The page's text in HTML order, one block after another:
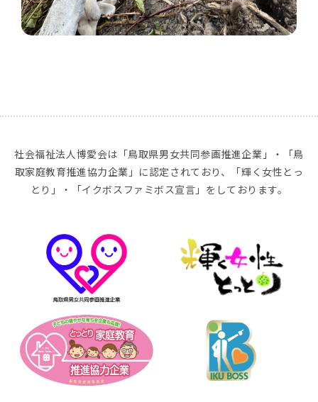
社会福祉法人博愛会は「鳥取県男女共同参画推進企業」・「鳥
取家庭教育推進協力企業」に認定されており、「輝く女性とっ
とり」・「イクボスファミボス宣言」をしております。